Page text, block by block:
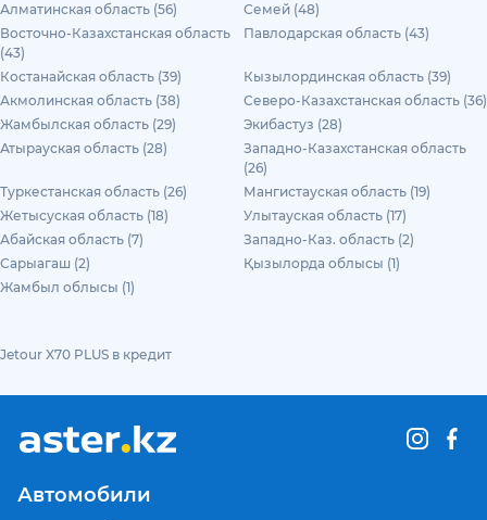
Алматинская область (56)
Семей (48)
Восточно-Казахстанская область
(43)
Павлодарская область (43)
Костанайская область (39)
Кызылординская область (39)
Акмолинская область (38)
Северо-Казахстанская область (36)
Жамбылская область (29)
Экибастуз (28)
Атырауская область (28)
Западно-Казахстанская область
(26)
Туркестанская область (26)
Мангистауская область (19)
Жетысуская область (18)
Улытауская область (17)
Абайская область (7)
Западно-Каз. область (2)
Сарыагаш (2)
Қызылорда облысы (1)
Жамбыл облысы (1)
Jetour X70 PLUS в кредит
Автомобили